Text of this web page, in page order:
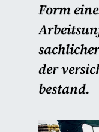
Form
der
bestand.